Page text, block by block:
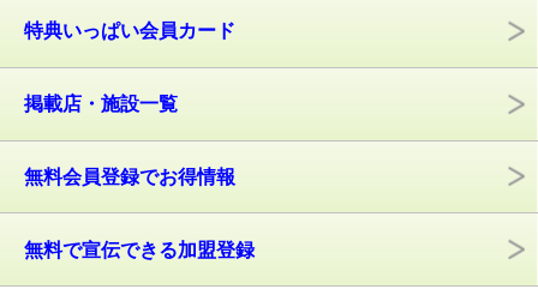
特典いっぱい会員カード
掲載店・施設一覧
無料会員登録でお得情報
無料で宣伝できる加盟登録